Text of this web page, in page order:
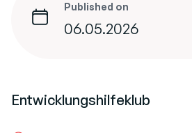
Published on
06.05.2026
Entwicklungshilfeklub